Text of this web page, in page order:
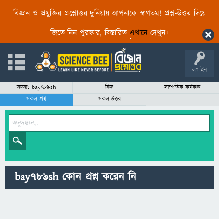
বিজ্ঞান ও প্রযুক্তির প্রশ্নোত্তর দুনিয়ায় আপনাকে স্বাগতম! প্রশ্ন-উত্তর দিয়ে
জিতে নিন পুরস্কার, বিস্তারিত এখানেদেখুন।
লগ ইন
সদস্যঃ bay789sh ফিড
সাম্প্রতিক কর্মকান্ড
সকল প্রশ্ন
সকল উত্তর
bay789sh কোন প্রশ্ন করেন নি